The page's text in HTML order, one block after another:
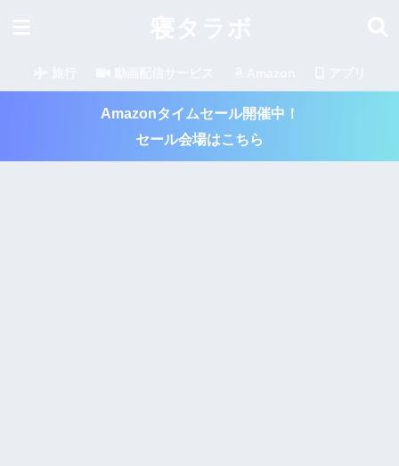
Amazonタイムセール開催中！
セール会場はこちら